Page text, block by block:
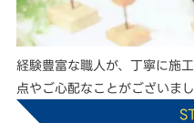
経験豊富な職人が、丁寧に施
点やご心配なことがございま